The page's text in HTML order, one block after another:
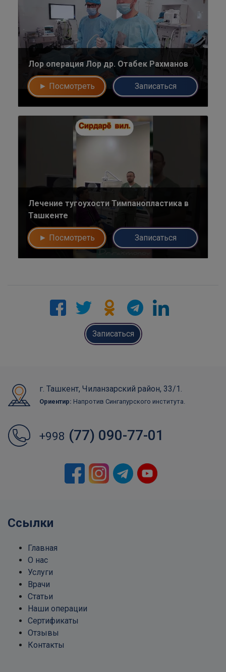
Лор операция Лор др. Отабек Рахманов
► Посмотреть Записаться
Лечение тугоухости Тимпанопластика в
Ташкенте
► Посмотреть Записаться
Записаться
г. Ташкент, Чиланзарский район, 33/1.
Ориентир: Напротив Сингапурского института.
+998 (77) 090-77-01
Ссылки
Главная
О нас
Услуги
Врачи
Статьи
Наши операции
Сертификаты
Отзывы
Контакты
Напишите в наш общий чат
Специалистов
Наши врачи с радостью проконсультируют Вас!
Написать специалисту нет, спасибо